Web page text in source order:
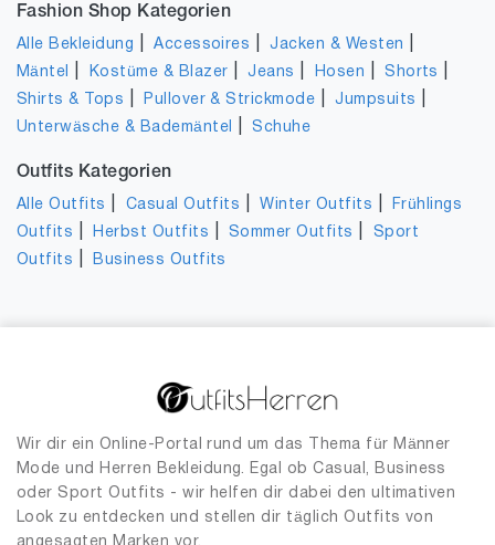
Fashion Shop Kategorien
Alle Bekleidung |Accessoires |Jacken & Westen
Mäntel Kostüme & Blazer |Jeans Hosen |Shorts
Shirts & Tops Pullover & Strickmode |Jumpsuits
Unterwäsche & Bademäntel |Schuhe
Outfits Kategorien
Alle Outfits Casual Outfits |Winter Outfits
Frühlings
Outfits
Herbst Outfits Sommer Outfits
Sport
Outfits
Business Outfits
Wir dir ein Online-Portal rund um das Thema für Männer
Mode und Herren Bekleidung. Egal ob Casual, Business
oder Sport Outfits - wir helfen dir dabei den ultimativen
Look zu entdecken und stellen dir täglich Outfits von